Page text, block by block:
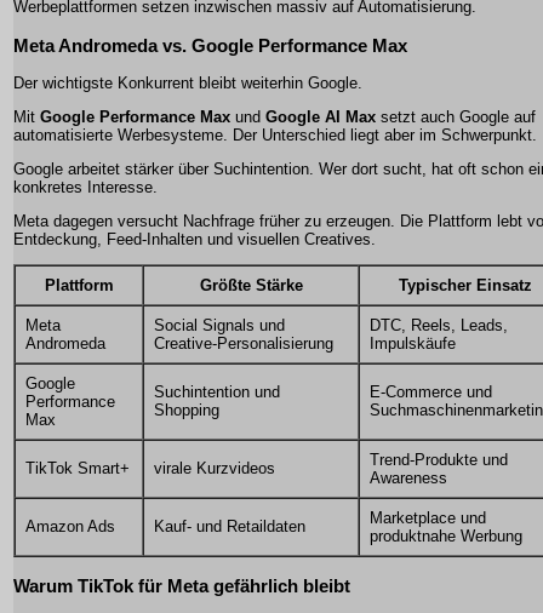
Werbeplattformen setzen inzwischen massiv auf Automatisierung.
Meta Andromeda vs. Google Performance Max
Der wichtigste Konkurrent bleibt weiterhin Google.
Mit Google Performance Max und Google AI Max setzt auch Google auf
automatisierte Werbesysteme. Der Unterschied liegt aber im Schwerpunkt.
Google arbeitet stärker über Suchintention. Wer dort sucht, hat oft schon
konkretes Interesse.
Meta dagegen versucht Nachfrage früher zu erzeugen. Die Plattform lebt
Entdeckung, Feed-Inhalten und visuellen Creatives.
Plattform Größte Stärke Typischer Einsatz
Meta
Andromeda
Social Signals und
Creative-Personalisierung
DTC, Reels, Leads,
Impulskäufe
Google
Performance
Max
Suchintention und
Shopping
E-Commerce und
TikTok Smart+ virale Kurzvideos
Trend-Produkte und
Awareness
Amazon Ads Kauf- und Retaildaten
Marketplace und
produktnahe Werbung
Warum TikTok für Meta gefährlich bleibt